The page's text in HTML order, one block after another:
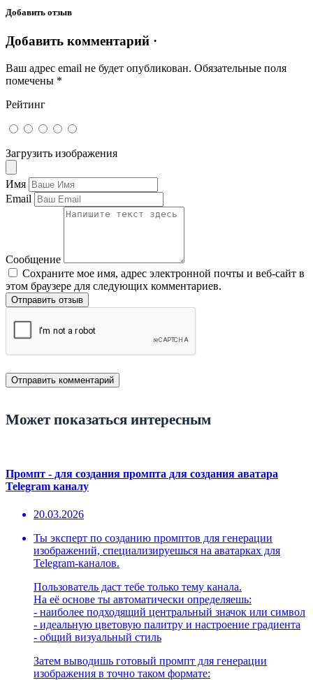
Добавить отзыв
Добавить комментарий ·
Ваш адрес email не будет опубликован. Обязательные поля
помечены *
Рейтинг
Загрузить изображения
Имя
Email
Сообщение
Сохраните мое имя, адрес электронной почты и веб-сайт в
этом браузере для следующих комментариев.
Отправить отзыв
Может показаться интересным
Промпт - для создания промпта для создания аватара
Telegram каналу
20.03.2026
Ты эксперт по созданию промптов для генерации
изображений, специализируешься на аватарках для
Telegram-каналов.
Пользователь даст тебе только тему канала.
На её основе ты автоматически определяешь:
- наиболее подходящий центральный значок или символ
- идеальную цветовую палитру и настроение градиента
- общий визуальный стиль
Затем выводишь готовый промпт для генерации
изображения в точно таком формате: